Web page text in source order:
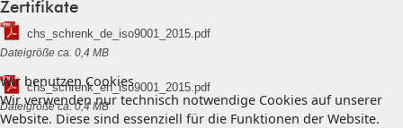
Zertifikate
chs_schrenk_de_iso9001_2015.pdf
Dateigröße ca. 0,4 MB
chs_schrenk_en_iso9001_2015.pdf
Dateigröße ca. 0,4 MB
Wir benutzen Cookies
Wir verwenden nur technisch notwendige Cookies auf unserer
Website. Diese sind essenziell für die Funktionen der Website.